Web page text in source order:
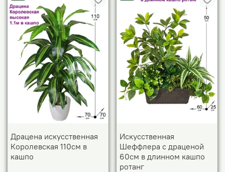
Драцена искусственная
Королевская 110см в
кашпо
Искусственная
Шеффлера с драценой
60см в длинном кашпо
ротанг